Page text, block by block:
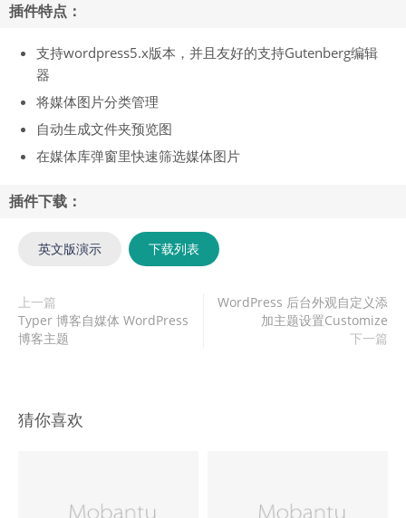
插件特点：
支持wordpress5.x版本，并且友好的支持Gutenberg编辑
器
将媒体图片分类管理
自动生成文件夹预览图
在媒体库弹窗里快速筛选媒体图片
插件下载：
英文版演示 下载列表
上一篇
Typer 博客自媒体 WordPress
博客主题
WordPress 后台外观自定义添
加主题设置Customize
下一篇
猜你喜欢